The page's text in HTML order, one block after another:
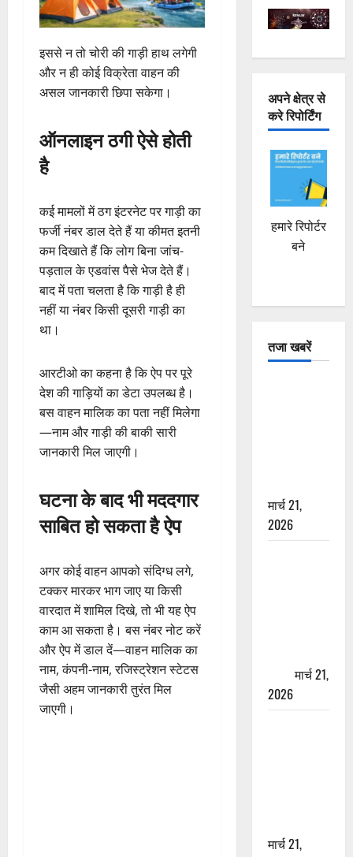
इससे न तो चोरी की गाड़ी हाथ लगेगी
और न ही कोई विक्रेता वाहन की
असल जानकारी छिपा सकेगा।
ऑनलाइन ठगी ऐसे होती
है
कई मामलों में ठग इंटरनेट पर गाड़ी का
फर्जी नंबर डाल देते हैं या कीमत इतनी
कम दिखाते हैं कि लोग बिना जांच-
पड़ताल के एडवांस पैसे भेज देते हैं।
बाद में पता चलता है कि गाड़ी है ही
नहीं या नंबर किसी दूसरी गाड़ी का
था।
आरटीओ का कहना है कि ऐप पर पूरे
देश की गाड़ियों का डेटा उपलब्ध है।
बस वाहन मालिक का पता नहीं मिलेगा
—नाम और गाड़ी की बाकी सारी
जानकारी मिल जाएगी।
घटना के बाद भी मददगार
साबित हो सकता है ऐप
अगर कोई वाहन आपको संदिग्ध लगे,
टक्कर मारकर भाग जाए या किसी
वारदात में शामिल दिखे, तो भी यह ऐप
काम आ सकता है। बस नंबर नोट करें
और ऐप में डाल दें—वाहन मालिक का
नाम, कंपनी-नाम, रजिस्ट्रेशन स्टेटस
जैसी अहम जानकारी तुरंत मिल
जाएगी।
अपने क्षेत्र से
करे रिपोर्टिंग
हमारे रिपोर्टर
बने
तजा खबरें
मार्च 21,
2026
मार्च 21,
2026
मार्च 21,